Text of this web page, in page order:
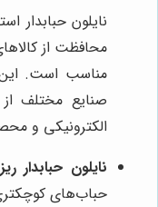
نایلون حبابدار
محافظت از
مناسب است. این
صنایع مختلف
الکترونیکی و
نایلون حبابدار
حباب‌های